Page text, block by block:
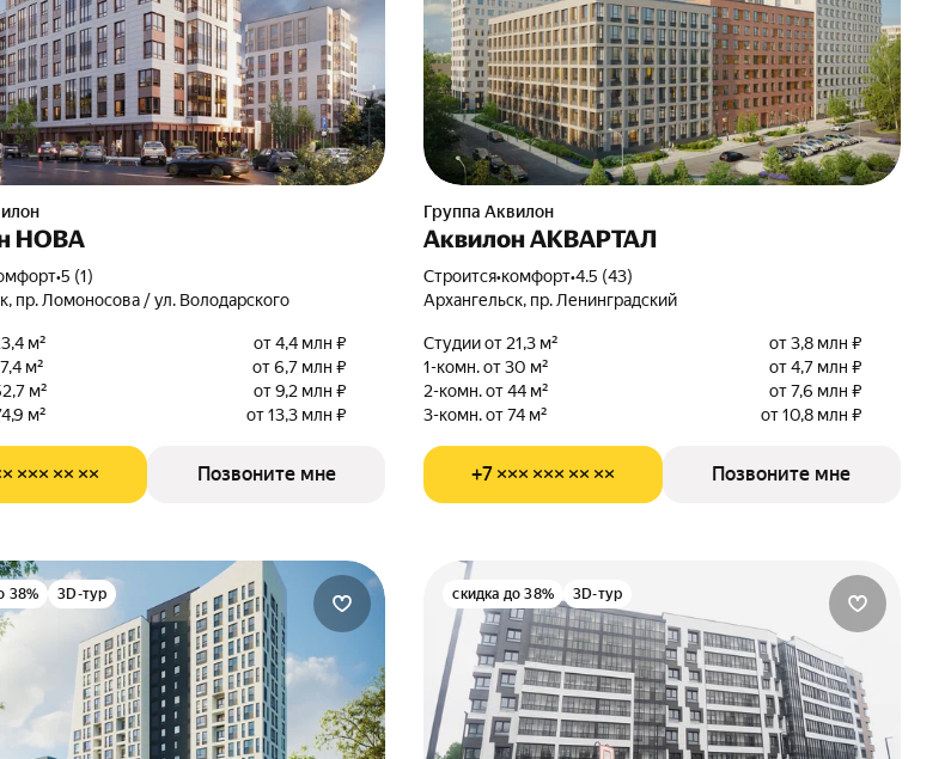
НОВА
•5 (1)
пр. Ломоносова / ул. Володарского
м²
от 4,4 млн ₽
м²
от 6,7 млн ₽
м²
от 9,2 млн ₽
м²
от 13,3 млн ₽
××× ×× ×× Позвоните мне
Группа Аквилон
Аквилон АКВАРТАЛ
Строится•комфорт•4.5 (43)
Архангельск, пр. Ленинградский
Студии от 21,3 м²
от 3,8 млн ₽
1-комн. от 30 м²
от 4,7 млн ₽
2-комн. от 44 м²
от 7,6 млн ₽
3-комн. от 74 м²
от 10,8 млн ₽
+7 ××× ××× ×× ×× Позвоните мне
38% 3D-тур скидка до 38% 3D-тур